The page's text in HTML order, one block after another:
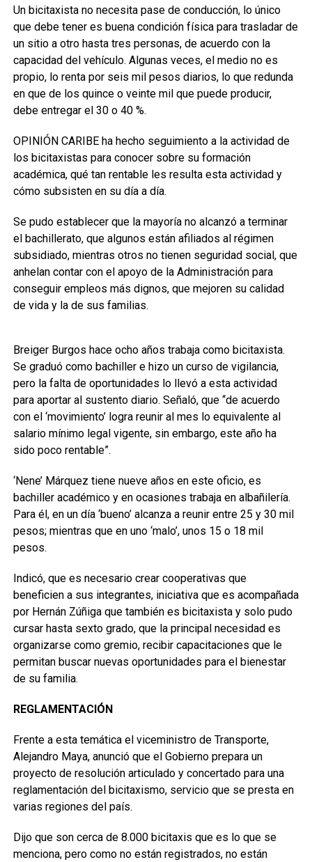
Un bicitaxista no necesita pase de conducción, lo único
que debe tener es buena condición física para trasladar de
un sitio a otro hasta tres personas, de acuerdo con la
capacidad del vehículo. Algunas veces, el medio no es
propio, lo renta por seis mil pesos diarios, lo que redunda
en que de los quince o veinte mil que puede producir,
debe entregar el 30 o 40 %.
OPINIÓN CARIBE ha hecho seguimiento a la actividad de
los bicitaxistas para conocer sobre su formación
académica, qué tan rentable les resulta esta actividad y
cómo subsisten en su día a día.
Se pudo establecer que la mayoría no alcanzó a terminar
el bachillerato, que algunos están afiliados al régimen
subsidiado, mientras otros no tienen seguridad social, que
anhelan contar con el apoyo de la Administración para
conseguir empleos más dignos, que mejoren su calidad
de vida y la de sus familias.
Breiger Burgos hace ocho años trabaja como bicitaxista.
Se graduó como bachiller e hizo un curso de vigilancia,
pero la falta de oportunidades lo llevó a esta actividad
para aportar al sustento diario. Señaló, que “de acuerdo
con el ‘movimiento’ logra reunir al mes lo equivalente al
salario mínimo legal vigente, sin embargo, este año ha
sido poco rentable”.
‘Nene’ Márquez tiene nueve años en este oficio, es
bachiller académico y en ocasiones trabaja en albañilería.
Para él, en un día ‘bueno’ alcanza a reunir entre 25 y 30 mil
pesos; mientras que en uno ‘malo’, unos 15 o 18 mil
pesos.
Indicó, que es necesario crear cooperativas que
beneficien a sus integrantes, iniciativa que es acompañada
por Hernán Zúñiga que también es bicitaxista y solo pudo
cursar hasta sexto grado, que la principal necesidad es
organizarse como gremio, recibir capacitaciones que le
permitan buscar nuevas oportunidades para el bienestar
de su familia.
REGLAMENTACIÓN
Frente a esta temática el viceministro de Transporte,
Alejandro Maya, anunció que el Gobierno prepara un
proyecto de resolución articulado y concertado para una
reglamentación del bicitaxismo, servicio que se presta en
varias regiones del país.
Dijo que son cerca de 8.000 bicitaxis que es lo que se
menciona, pero como no están registrados, no están